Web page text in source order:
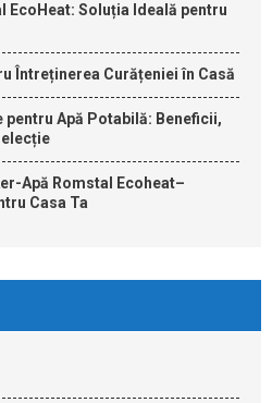
EcoHeat: Soluția Ideală pentru
Întreținerea Curățeniei în Casă
pentru Apă Potabilă: Beneficii,
Apă Romstal Ecoheat–
Casa Ta